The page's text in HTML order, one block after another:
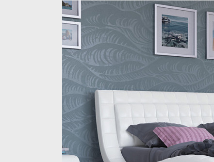
Распродажа
Мягкая мебель
Кухни
Корпусная мебель
Кровати и матрасы
Столы и стулья
Свет
Стеллажи и полки
Товары для дома